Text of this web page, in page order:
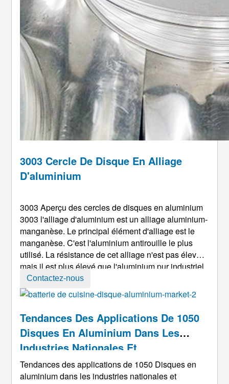
3003 Cercle De Disque En Alliage
D'aluminium
3003 Aperçu des cercles de disques en aluminium
3003 l'alliage d'aluminium est un alliage aluminium-
manganèse. Le principal élément d'alliage est le
manganèse. C'est l'aluminium antirouille le plus
utilisé. La résistance de cet alliage n'est pas élevée,
mais il est plus élevé que l'aluminium pur industriel
général. Il ne peut pas être renforcé par traitement
thermique. En général, des méthodes de travail à
froid sont utilisées. Pour améliorer ses propriétés
mécaniques. Il a une haute teneur en plastique ...
Contactez-nous
Tendances Des Applications De 1050
Disques En Aluminium Dans Les
Industries Nationales Et
Internationales Des Ustensiles De
Cuisine
Tendances des applications de 1050 Disques en
aluminium dans les industries nationales et